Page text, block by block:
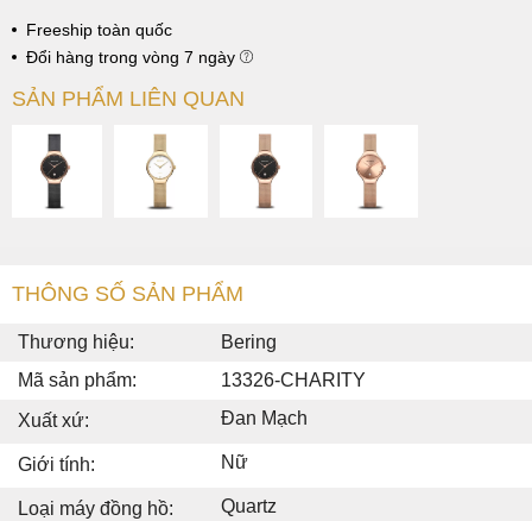
Freeship toàn quốc
Đổi hàng trong vòng 7 ngày
SẢN PHẨM LIÊN QUAN
THÔNG SỐ SẢN PHẨM
Thương hiệu:
Bering
Mã sản phẩm:
13326-CHARITY
Xuất xứ:
Đan Mạch
Giới tính: Nữ
Loại máy đồng hồ: Quartz